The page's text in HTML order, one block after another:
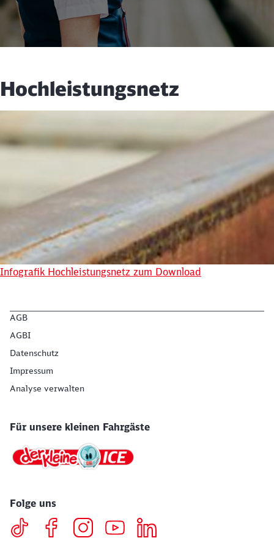
Hochleistungsnetz
Infografik Hochleistungsnetz zum Download
AGB
AGBI
Datenschutz
Impressum
Analyse verwalten
Für unsere kleinen Fahrgäste
Folge uns
Schließen
Möchten Sie zuweitergeleitet
werden?
Abbrechen Weiter